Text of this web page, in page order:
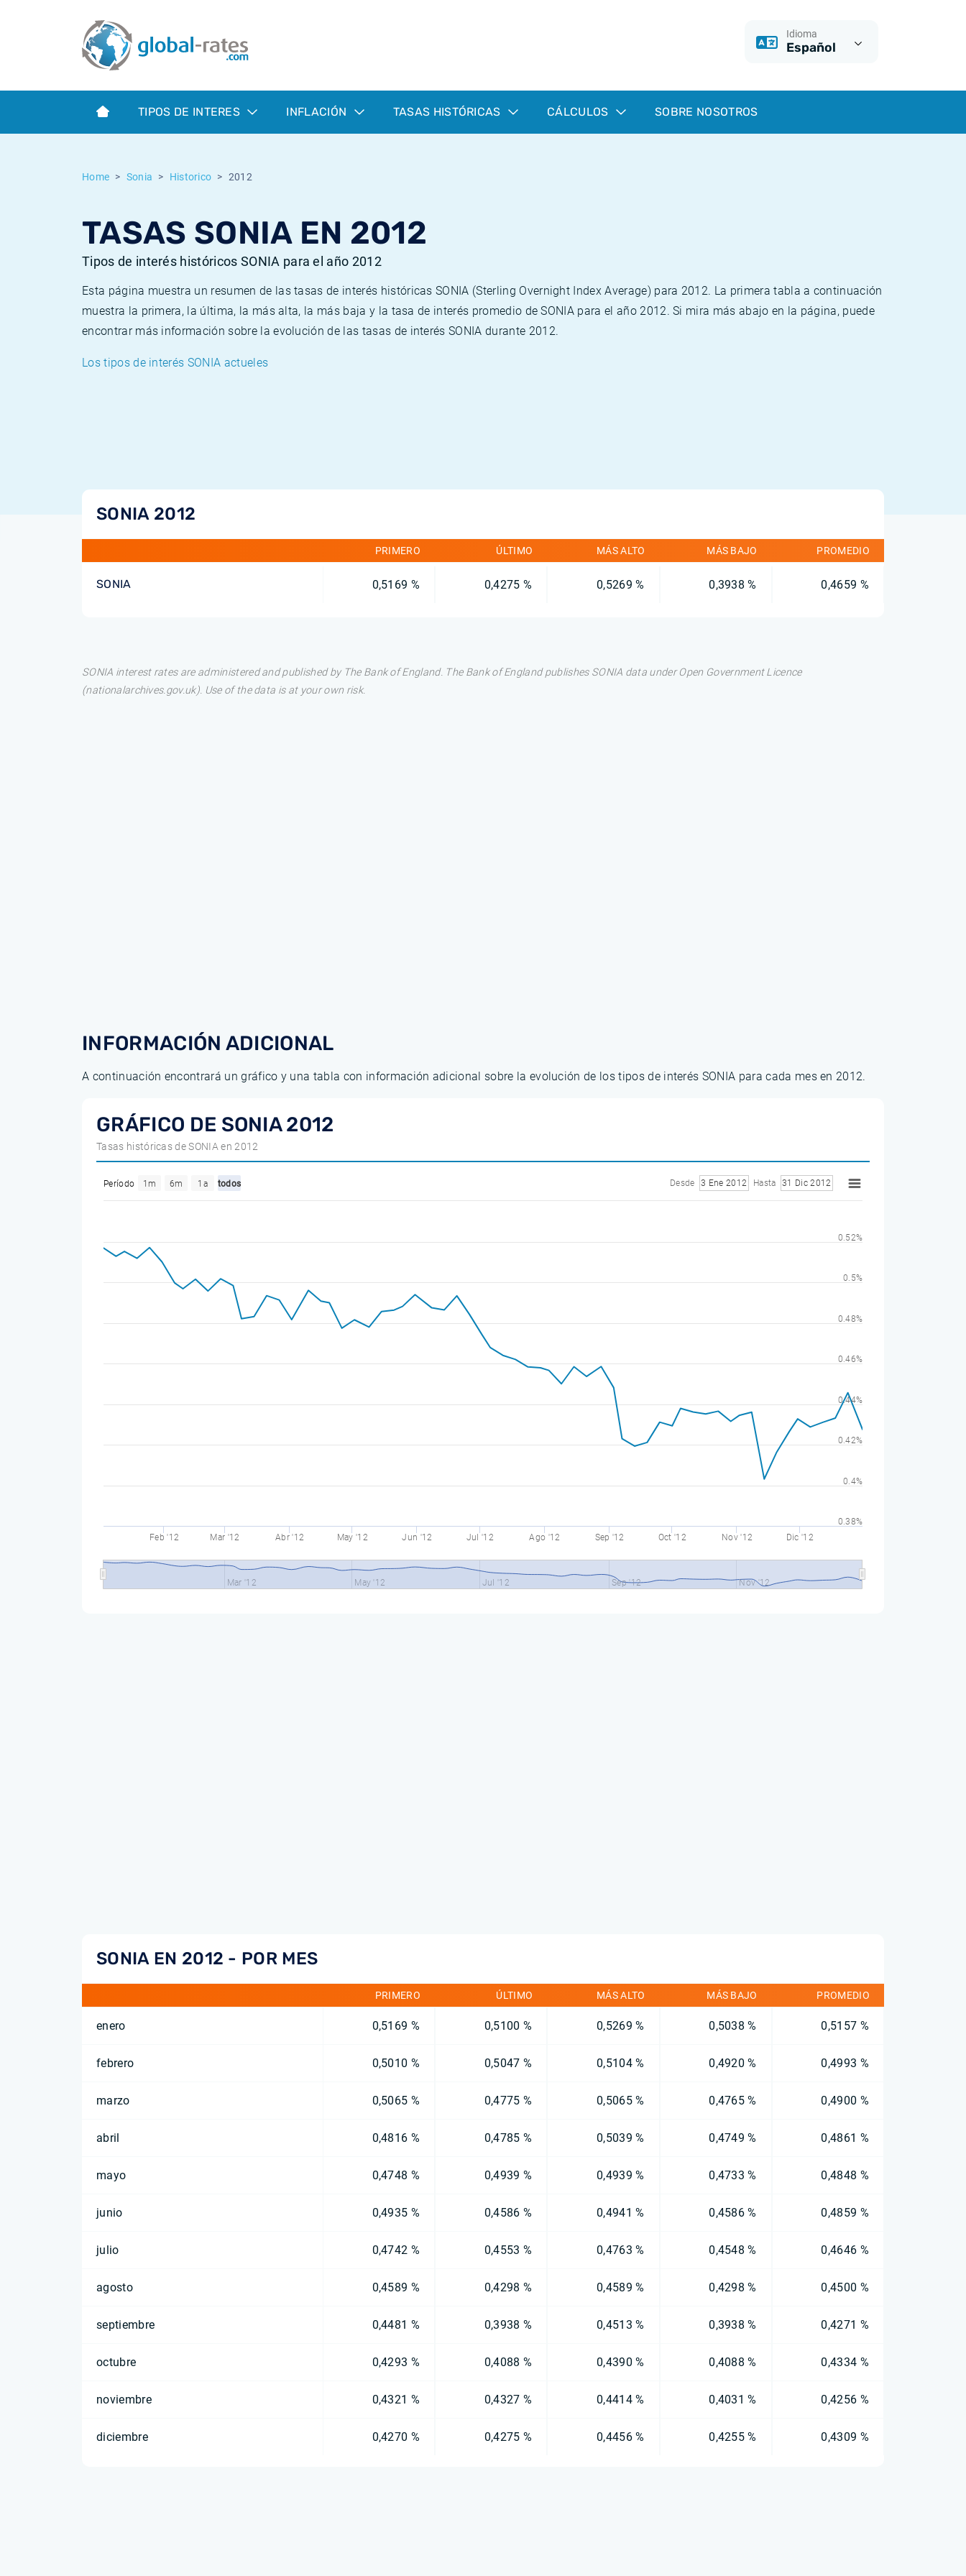
Idioma
Español
TIPOS DE INTERES INFLACIÓN TASAS HISTÓRICAS CÁLCULOS SOBRE NOSOTROS
Home Sonia Historico 2012
TASAS SONIA EN 2012
Tipos de interés históricos SONIA para el año 2012
Esta página muestra un resumen de las tasas de interés históricas SONIA (Sterling Overnight Index Average) para 2012. La primera tabla a continuación
muestra la primera, la última, la más alta, la más baja y la tasa de interés promedio de SONIA para el año 2012. Si mira más abajo en la página, puede
encontrar más información sobre la evolución de las tasas de interés SONIA durante 2012.
Los tipos de interés SONIA actueles
SONIA 2012
PRIMERO ÚLTIMO MÁS ALTO MÁS BAJO PROMEDIO
SONIA 0,5169 % 0,4275 % 0,5269 % 0,3938 % 0,4659 %
SONIA interest rates are administered and published by The Bank of England. The Bank of England publishes SONIA data under Open Government Licence
(nationalarchives.gov.uk). Use of the data is at your own risk.
INFORMACIÓN ADICIONAL
A continuación encontrará un gráfico y una tabla con información adicional sobre la evolución de los tipos de interés SONIA para cada mes en 2012.
GRÁFICO DE SONIA 2012
Tasas históricas de SONIA en 2012
Período 1m 6m 1a todos Desde 3 Ene 2012 Hasta 31 Dic 2012
Feb '12 Mar '12 Abr '12 May '12 Jun '12 Jul '12 Ago '12 Sep '12 Oct '12 Nov '12 Dic '12
Mar '12 May '12 Jul '12 Sep '12 Nov '12
0.38%
0.4%
0.42%
0.44%
0.46%
0.48%
0.5%
0.52%
SONIA EN 2012 - POR MES
PRIMERO ÚLTIMO MÁS ALTO MÁS BAJO PROMEDIO
enero 0,5169 % 0,5100 % 0,5269 % 0,5038 % 0,5157 %
febrero 0,5010 % 0,5047 % 0,5104 % 0,4920 % 0,4993 %
marzo 0,5065 % 0,4775 % 0,5065 % 0,4765 % 0,4900 %
abril 0,4816 % 0,4785 % 0,5039 % 0,4749 % 0,4861 %
mayo 0,4748 % 0,4939 % 0,4939 % 0,4733 % 0,4848 %
junio 0,4935 % 0,4586 % 0,4941 % 0,4586 % 0,4859 %
julio 0,4742 % 0,4553 % 0,4763 % 0,4548 % 0,4646 %
agosto 0,4589 % 0,4298 % 0,4589 % 0,4298 % 0,4500 %
septiembre 0,4481 % 0,3938 % 0,4513 % 0,3938 % 0,4271 %
octubre 0,4293 % 0,4088 % 0,4390 % 0,4088 % 0,4334 %
noviembre 0,4321 % 0,4327 % 0,4414 % 0,4031 % 0,4256 %
diciembre 0,4270 % 0,4275 % 0,4456 % 0,4255 % 0,4309 %
Term SOFR
¿Qué es la inflación IPC?
¿Qué es la inflación IPCA?
Inflación Mexicano - IPC
Euribor - histórico
ESTER - histórico
Calculadora de inflación